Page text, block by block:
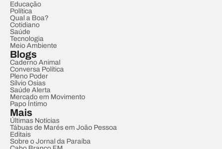
Educação
Política
Qual a Boa?
Cotidiano
Saúde
Tecnologia
Meio Ambiente
Blogs
Caderno Animal
Conversa Política
Pleno Poder
Sílvio Osias
Saúde Alerta
Mercado em Movimento
Papo Íntimo
Mais
Últimas Notícias
Tábuas de Marés em João Pessoa
Editais
Sobre o Jornal da Paraíba